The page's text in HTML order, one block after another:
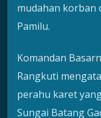
mudahan korban
Pamilu.
Komandan
Rangkuti
perahu karet
Sungai Batang